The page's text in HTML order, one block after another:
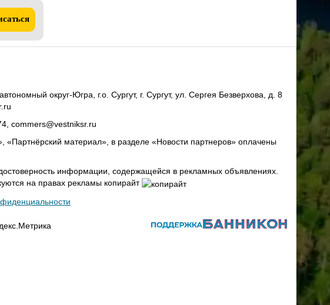
округ-Югра, г.о. Сургут, г. Сургут, ул. Сергея Безверхова, д. 8
commers@vestniksr.ru
«Партнёрский материал», в разделе «Новости партнеров» оплачены
достоверность информации, содержащейся в рекламных объявлениях.
на правах рекламы копирайт